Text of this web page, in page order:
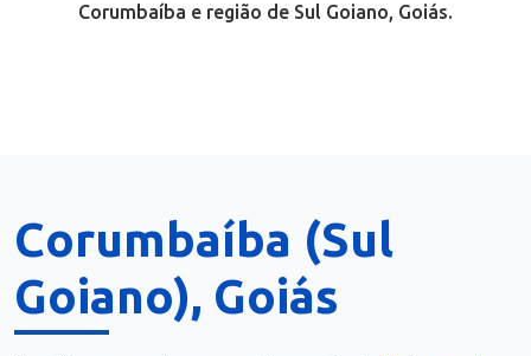
Corumbaíba e região de Sul Goiano, Goiás.
Corumbaíba (Sul
Goiano), Goiás